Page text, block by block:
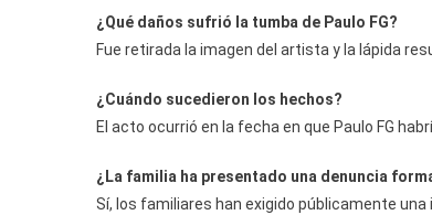
¿Qué daños sufrió la tumba de Paulo FG?
Fue retirada la imagen del artista y la lápida
¿Cuándo sucedieron los hechos?
El acto ocurrió en la fecha en que Paulo FG
¿La familia ha presentado una denuncia
Sí, los familiares han exigido públicamente